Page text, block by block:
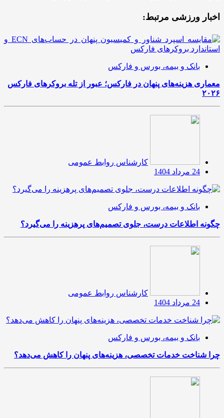
اخبار ورزشی مرتبط:
بانک و بیمه، بورس و فارکس
معماری هزینه‌های پنهان در فارکس؛ عبور از تله بروکرهای فارکس
۲۰۲۶
کارشناس روابط عمومی
24 مرداد 1404
بانک و بیمه، بورس و فارکس
چگونه اطلاعات درست، جلوی تصمیم‌های پرهزینه را می‌گیرد؟
کارشناس روابط عمومی
24 مرداد 1404
بانک و بیمه، بورس و فارکس
چرا شناخت خدمات تخصصی، هزینه‌های پنهان را کاهش می‌دهد؟